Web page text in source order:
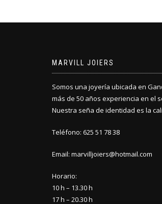
MARVILL JOIERS
Somos una joyería ubicada en
más de 50 años experiencia en el
Nuestra seña de identidad es la
Teléfono: 625 51 78 38
Email: marvilljoiers@hotmail.com
Horario:
10 h – 13.30 h
17 h – 20.30 h